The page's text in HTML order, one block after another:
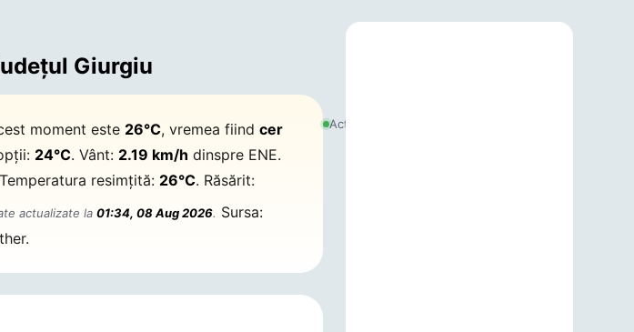
Giurgiu
moment este 26°C, vremea fiindcer
24°C. Vânt: 2.19 km/h dinspre ENE.
resimțită: 26°C. Răsărit:
actualizate la01:34, 08 Aug 2026. Sursa:
Actualizat: